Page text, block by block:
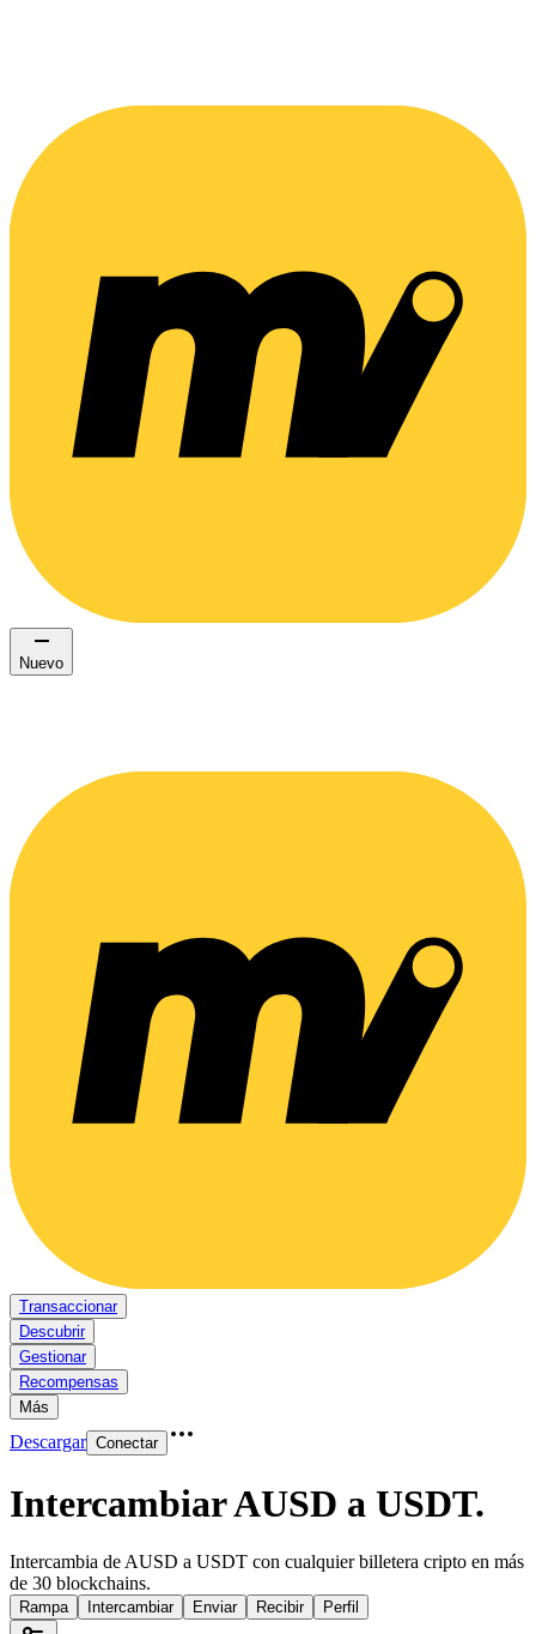
Nuevo
Transaccionar
Descubrir
Gestionar
Recompensas
Más
Descargar Conectar
Intercambiar AUSD a USDT.
Intercambia de AUSD a USDT con cualquier billetera cripto en más
de 30 blockchains.
Rampa Intercambiar Enviar Recibir Perfil